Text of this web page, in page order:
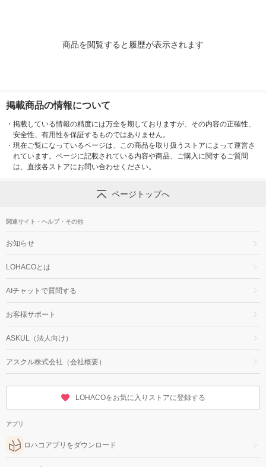
商品を閲覧すると履歴が表示されます
掲載商品の情報について
・ 掲載している情報の精度には万全を期しておりますが、その内容の正確性、
安全性、有用性を保証するものではありません。
・ 現在ご覧になっているページは、この商品を取り扱うストアによって運営さ
れています。ページに記載されている内容や商品、ご購入に関するご質問
は、直接各ストアにお問い合わせください。
ページトップへ
関連サイト・ヘルプ・その他
お知らせ
LOHACOとは
AIチャットで質問する
お客様サポート
ASKUL（法人向け）
アスクル株式会社（会社概要）
LOHACOをお気に入りストアに登録する
アプリ
ロハコアプリをダウンロード